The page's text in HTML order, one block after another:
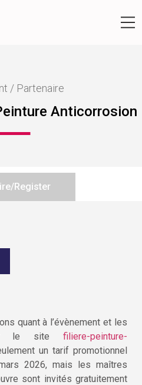
/ Partenaire
Anticorrosion
Register
quant à l’évènement et les
le site filiere-peinture-
un tarif promotionnel
2026, mais les maîtres
sont invités gratuitement